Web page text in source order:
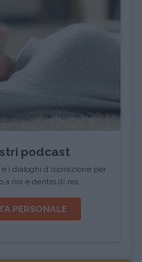
podcast
i dialoghi d'ispirazione per
a noi e dentro di noi.
PERSONALE